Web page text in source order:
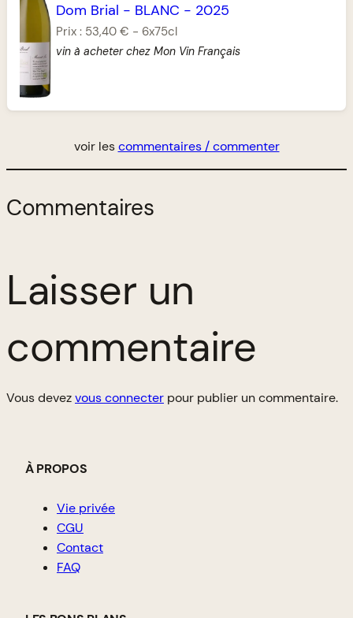
Dom Brial - BLANC - 2025
Prix : 53,40 € - 6x75cl
vin à acheter chez Mon Vin Français
voir lescommentaires / commenter
Commentaires
Laisser un
commentaire
Vous devezvous connecter pour publier un commentaire.
À PROPOS
Vie privée
CGU
Contact
FAQ